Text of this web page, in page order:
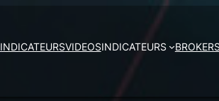
VIDEOSINDICATEURS BROKERS